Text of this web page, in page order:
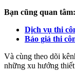
Bạn cũng quan tâm:
Dịch vụ thi
Báo giá thi
Và cùng theo dõi
những xu hướng